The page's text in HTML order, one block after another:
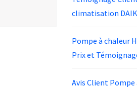
climatisation
Pompe à chaleur
Prix et
Avis Client Pompe